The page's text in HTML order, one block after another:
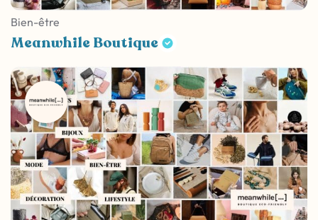
Bien-être
Meanwhile Boutique